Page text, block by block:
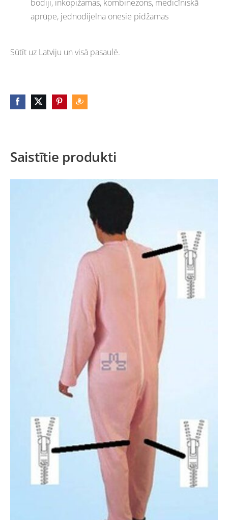
bodiji, inkopižamas, kombinezons, medicīniskā
aprūpe, jednodijelna onesie pidžamas
Sūtīt uz Latviju un visā pasaulē.
Saistītie produkti